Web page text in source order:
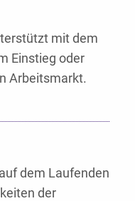
mit dem
Einstieg oder
Arbeitsmarkt.
dem Laufenden
der